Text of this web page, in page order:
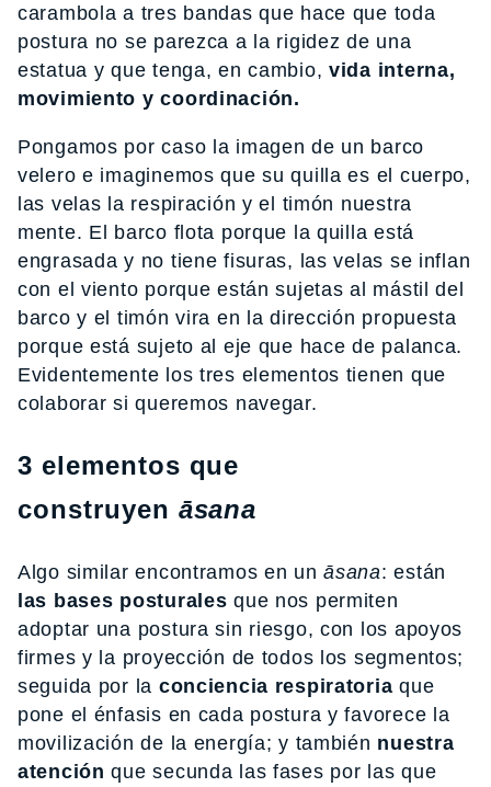
carambola a tres bandas que hace que toda
postura no se parezca a la rigidez de una
estatua y que tenga, en cambio,vida interna,
movimiento y coordinación.
Pongamos por caso la imagen de un barco
velero e imaginemos que su quilla es el cuerpo,
las velas la respiración y el timón nuestra
mente. El barco flota porque la quilla está
engrasada y no tiene fisuras, las velas se inflan
con el viento porque están sujetas al mástil del
barco y el timón vira en la dirección propuesta
porque está sujeto al eje que hace de palanca.
Evidentemente los tres elementos tienen que
colaborar si queremos navegar.
3 elementos que
construyen āsana
Algo similar encontramos en unāsana: están
las bases posturales que nos permiten
adoptar una postura sin riesgo, con los apoyos
firmes y la proyección de todos los segmentos;
seguida por la conciencia respiratoria que
pone el énfasis en cada postura y favorece la
movilización de la energía; y también nuestra
atención que secunda las fases por las que